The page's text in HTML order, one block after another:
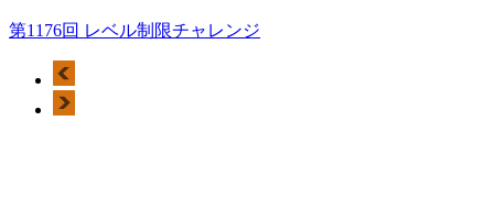
第1176回 レベル制限チャレンジ